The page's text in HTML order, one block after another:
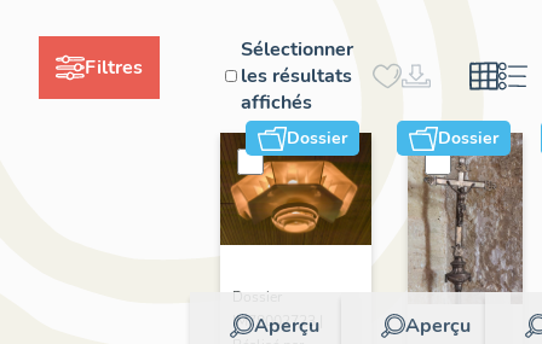
Filtres
Sélectionner
les résultats
affichés
Dossier
Aperçu
Dossier
IM78002723 |
Dossier
Aperçu